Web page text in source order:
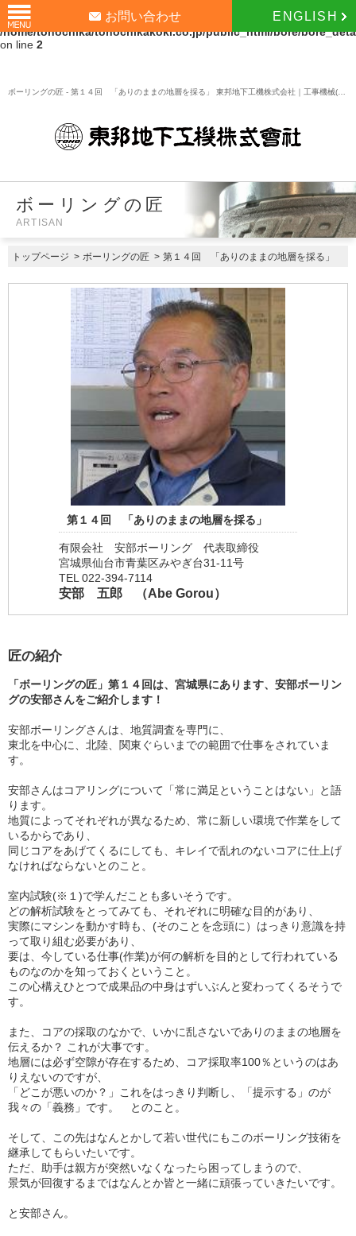
Warning
: Undefined array key "id" in
/home/tohochika/tohochikakoki.co.jp/public_html/bore/
on line 2
お問い合わせ ENGLISH
ボーリングの匠
ARTISAN
トップページ > ボーリングの匠 > 第１４回 「ありのままの地層を採る」
第１４回 「ありのままの地層を採る」
有限会社 安部ボーリング 代表取締役
宮城県仙台市青葉区みやぎ台31-11号
TEL 022-394-7114
安部 五郎 （Abe Gorou）
匠の紹介
「ボーリングの匠」第１４回は、宮城県にあります、安部ボーリン
グの安部さんをご紹介します！
安部ボーリングさんは、地質調査を専門に、
東北を中心に、北陸、関東ぐらいまでの範囲で仕事をされていま
す。
安部さんはコアリングについて「常に満足ということはない」と語
ります。
地質によってそれぞれが異なるため、常に新しい環境で作業をして
いるからであり、
同じコアをあげてくるにしても、キレイで乱れのないコアに仕上げ
なければならないとのこと。
室内試験(※１)で学んだことも多いそうです。
どの解析試験をとってみても、それぞれに明確な目的があり、
実際にマシンを動かす時も、(そのことを念頭に）はっきり意識を持
って取り組む必要があり、
要は、今している仕事(作業)が何の解析を目的として行われている
ものなのかを知っておくということ。
この心構えひとつで成果品の中身はずいぶんと変わってくるそうで
す。
また、コアの採取のなかで、いかに乱さないでありのままの地層を
伝えるか？ これが大事です。
地層には必ず空隙が存在するため、コア採取率100％というのはあ
りえないのですが、
「どこが悪いのか？」これをはっきり判断し、「提示する」のが
我々の「義務」です。 とのこと。
そして、この先はなんとかして若い世代にもこのボーリング技術を
継承してもらいたいです。
ただ、助手は親方が突然いなくなったら困ってしまうので、
景気が回復するまではなんとか皆と一緒に頑張っていきたいです。
と安部さん。